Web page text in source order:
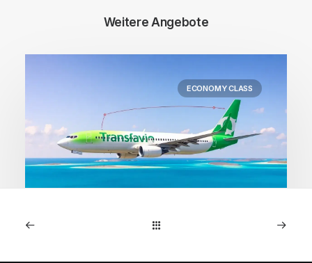
Weitere Angebote
ECONOMY CLASS